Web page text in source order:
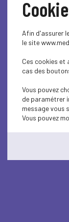
Afin d'assurer
le site
Ces cookies et
cas des
Vous pouvez
de paramétrer
message vous
Vous pouvez